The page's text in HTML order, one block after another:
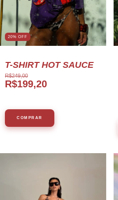
20% OFF
T-SHIRT HOT SAUCE
R$249,00
R$199,20
COMPRAR